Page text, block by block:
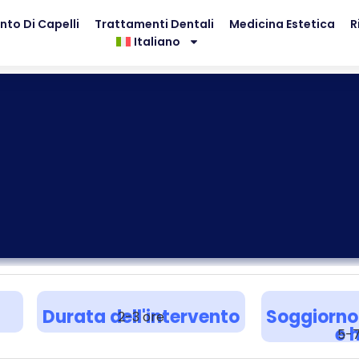
Di Capelli Trattamenti Dentali Medicina Estetica
Italiano
Durata dell'intervento
2-3 ore
e
5-